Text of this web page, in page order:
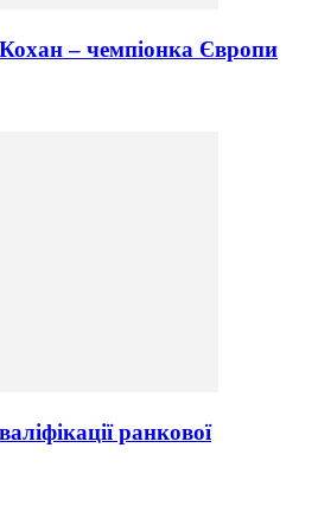
Кохан – чемпіонка Європи
ранкової